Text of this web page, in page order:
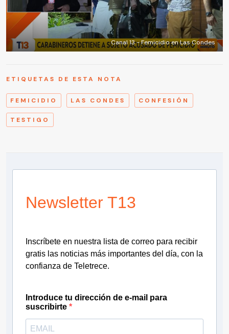
Canal 13 - Femicidio en Las Condes
ETIQUETAS DE ESTA NOTA
FEMICIDIO LAS CONDES CONFESIÓN
TESTIGO
Newsletter T13
Inscríbete en nuestra lista de correo para recibir
gratis las noticias más importantes del día, con la
confianza de Teletrece.
Introduce tu dirección de e-mail para
suscribirte